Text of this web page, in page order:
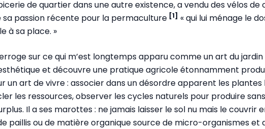
de quartier dans une autre existence, a vendu des vélos
passion récente pour la permaculture [1] « qui lui ménage le
à sa place. »
sur ce qui m’est longtemps apparu comme un art du
et découvre une pratique agricole étonnamment
un art de vivre : associer dans un désordre apparent les plantes
les ressources, observer les cycles naturels pour produire
Il a ses marottes : ne jamais laisser le sol nu mais le couvrir
paillis ou de matière organique source de micro-organismes et